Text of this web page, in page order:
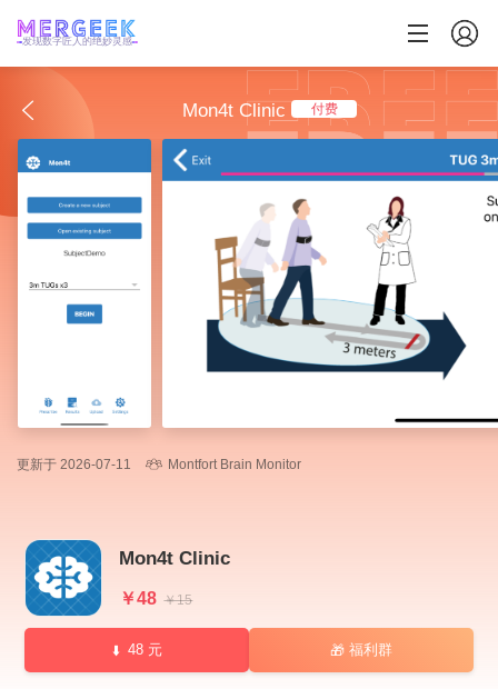
发现数字匠人的绝妙灵感
Mon4t Clinic 付费
更新于 2026-07-11 Montfort Brain Monitor
Mon4t Clinic
￥48 ￥15
48 元 🎁 福利群